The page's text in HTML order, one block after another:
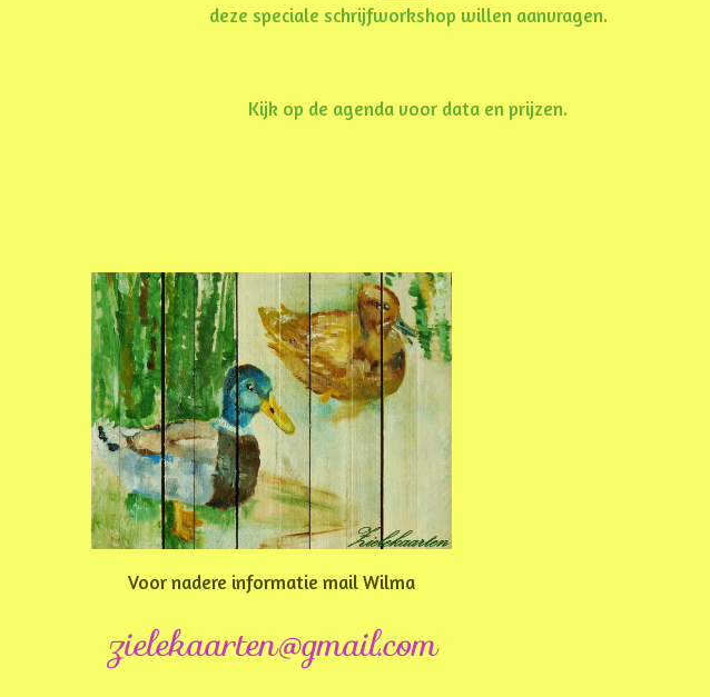
deze speciale schrijfworkshop willen aanvragen.
Kijk op de agenda voor data en prijzen.
Voor nadere informatie mail Wilma
zielekaarten@gmail.com